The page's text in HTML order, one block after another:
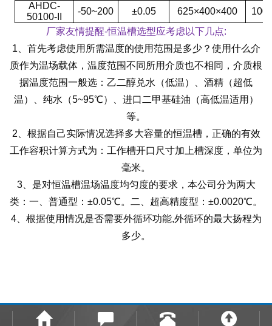
AHDC-
50100-II
-50~200 ±0.05 625×400×400
100
厂家友情提醒-恒温槽选型应考虑以下几点:
1、首先考虑使用所需温度的使用范围是多少？使用什么介
质作为温场载体，温度范围不同所用介质也不相同，介质根
据温度范围一般选：乙二醇兑水（低温）、酒精（超低
温）、纯水（5~95℃）、进口二甲基硅油（高低温适用）
等。
2、根据自己实际情况选择多大容量的恒温槽，正确的有效
工作容积计算方式为：工作槽开口尺寸加上槽深度，单位为
毫米。
3、是对恒温槽温场温度均匀度的要求，本公司分为两大
类：一、普通型：±0.05℃。二、超高精度型：±0.0020℃。
4、根据使用情况是否需要外循环功能,外循环的最大扬程为
多少。